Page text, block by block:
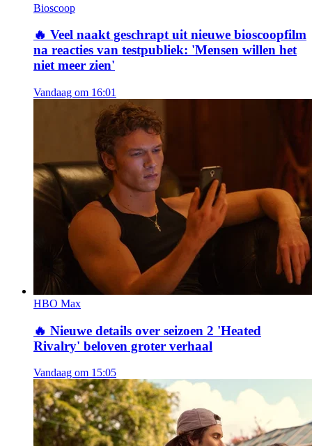
Bioscoop
🔥 Veel naakt geschrapt uit nieuwe bioscoopfilm
na reacties van testpubliek: 'Mensen willen het
niet meer zien'
Vandaag om 16:01
HBO Max
🔥 Nieuwe details over seizoen 2 'Heated
Rivalry' beloven groter verhaal
Vandaag om 15:05